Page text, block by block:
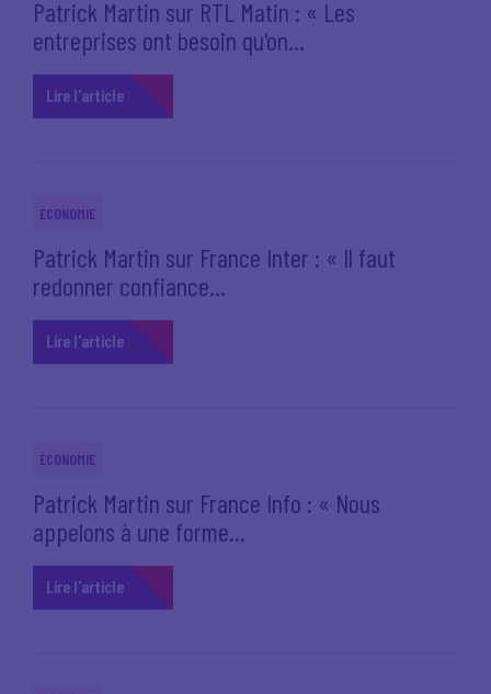
Patrick Martin sur RTL Matin : « Les
entreprises ont besoin qu'on...
Lire l'article
ÉCONOMIE
Patrick Martin sur France Inter : « Il faut
redonner confiance...
Lire l'article
ÉCONOMIE
Patrick Martin sur France Info : « Nous
appelons à une forme...
Lire l'article